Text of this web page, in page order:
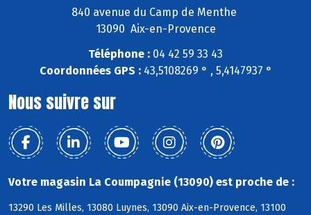
840 avenue du Camp de Menthe
13090 Aix-en-Provence
Téléphone : 04 42 59 33 43
Coordonnées GPS :43,5108269 ° , 5,4147937 °
Nous suivre sur
Votre magasin La Coumpagnie (13090) est proche de :
13290 Les Milles, 13080 Luynes, 13090 Aix-en-Provence, 13100